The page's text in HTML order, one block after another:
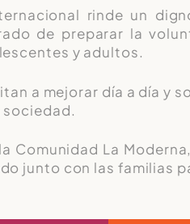
rinde un
de preparar la
y adultos.
a mejorar día a día y
sociedad.
Comunidad La
junto con las familias